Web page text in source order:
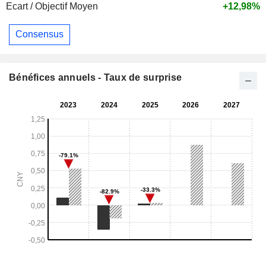
Ecart / Objectif Moyen
+12,98%
Consensus
Bénéfices annuels - Taux de surprise